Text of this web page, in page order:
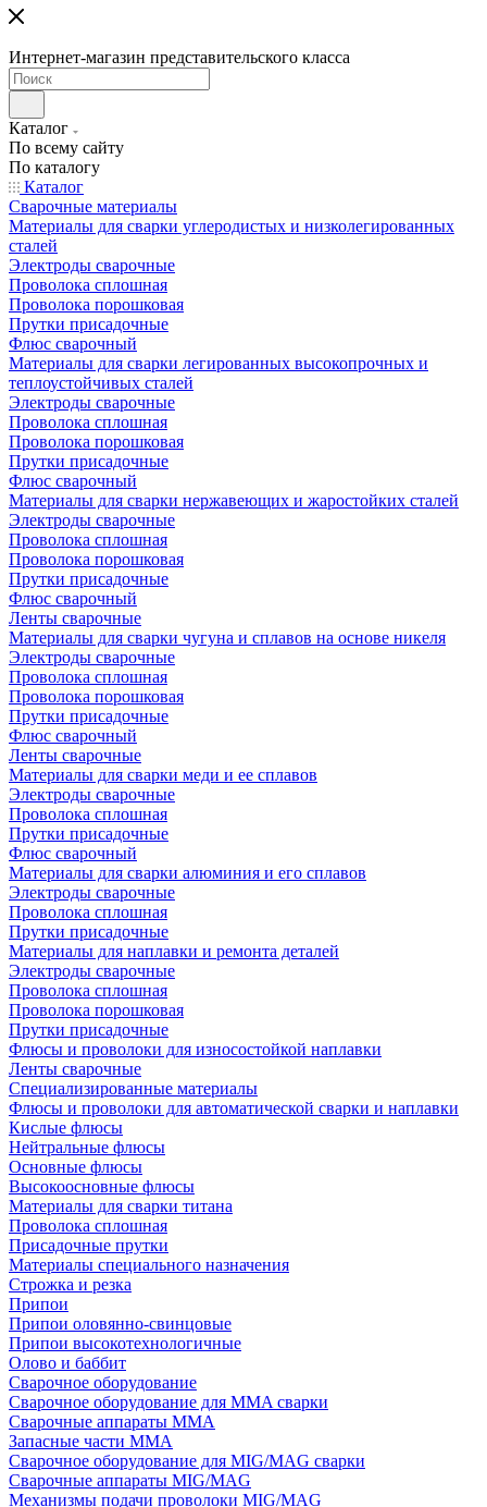
Интернет-магазин представительского класса
Каталог
По всему сайту
По каталогу
Каталог
Сварочные материалы
Материалы для сварки углеродистых и низколегированных
сталей
Электроды сварочные
Проволока сплошная
Проволока порошковая
Прутки присадочные
Флюс сварочный
Материалы для сварки легированных высокопрочных и
теплоустойчивых сталей
Электроды сварочные
Проволока сплошная
Проволока порошковая
Прутки присадочные
Флюс сварочный
Материалы для сварки нержавеющих и жаростойких сталей
Электроды сварочные
Проволока сплошная
Проволока порошковая
Прутки присадочные
Флюс сварочный
Ленты сварочные
Материалы для сварки чугуна и сплавов на основе никеля
Электроды сварочные
Проволока сплошная
Проволока порошковая
Прутки присадочные
Флюс сварочный
Ленты сварочные
Материалы для сварки меди и ее сплавов
Электроды сварочные
Проволока сплошная
Прутки присадочные
Флюс сварочный
Материалы для сварки алюминия и его сплавов
Электроды сварочные
Проволока сплошная
Прутки присадочные
Материалы для наплавки и ремонта деталей
Электроды сварочные
Проволока сплошная
Проволока порошковая
Прутки присадочные
Флюсы и проволоки для износостойкой наплавки
Ленты сварочные
Специализированные материалы
Флюсы и проволоки для автоматической сварки и наплавки
Кислые флюсы
Нейтральные флюсы
Основные флюсы
Высокоосновные флюсы
Материалы для сварки титана
Проволока сплошная
Присадочные прутки
Материалы специального назначения
Строжка и резка
Припои
Припои оловянно-свинцовые
Припои высокотехнологичные
Олово и баббит
Сварочное оборудование
Сварочное оборудование для MMA сварки
Сварочные аппараты MMA
Запасные части MMA
Сварочное оборудование для MIG/MAG сварки
Сварочные аппараты MIG/MAG
Механизмы подачи проволоки MIG/MAG